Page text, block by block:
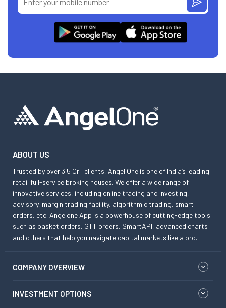
ABOUT US
Trusted by over 3.5 Cr+ clients, Angel One is one of India’s leading
retail full-service broking houses. We offer a wide range of
innovative services, including online trading and investing,
advisory, margin trading facility, algorithmic trading, smart
orders, etc. Angelone App is a powerhouse of cutting-edge tools
such as basket orders, GTT orders, SmartAPI, advanced charts
and others that help you navigate capital markets like a pro.
COMPANY OVERVIEW
INVESTMENT OPTIONS